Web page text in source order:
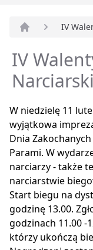
IV
IV
W niedzielę 11
wyjątkowa
Dnia
Parami. W
narciarzy - także
narciarstwie
Start biegu na
godzinę 13.00.
godzinach 11.00 -
którzy ukończą